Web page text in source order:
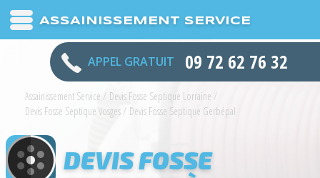
ASSAINISSEMENT SERVICE
APPEL GRATUIT 09 72 62 76 32
Assainissement Service / Devis Fosse Septique Lorraine /
Devis Fosse Septique Vosges/ Devis Fosse Septique Gerbépal
DEVIS FOSSE